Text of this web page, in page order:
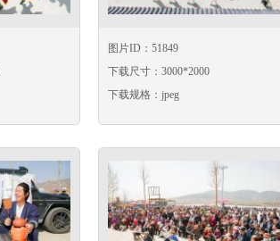
图片ID：51849
下载尺寸：3000*2000
下载规格：jpeg